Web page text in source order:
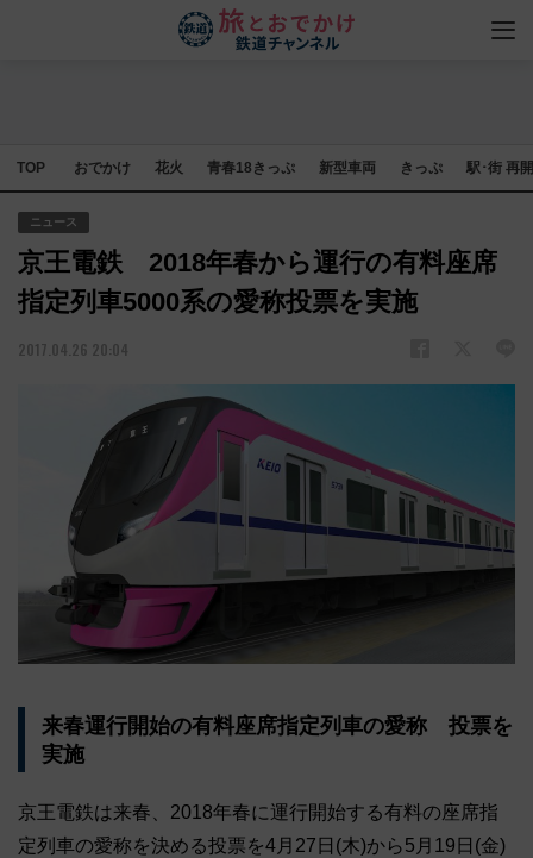
TOP おでかけ 花火 青春18きっぷ 新型車両 きっぷ 駅･街 再
ニュース
京王電鉄 2018年春から運行の有料座席
指定列車5000系の愛称投票を実施
2017.04.26 20:04
来春運行開始の有料座席指定列車の愛称 投票を
実施
京王電鉄は来春、2018年春に運行開始する有料の座席指
定列車の愛称を決める投票を4月27日(木)から5月19日(金)